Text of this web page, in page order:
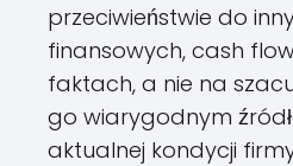
przeciwieństwie do
finansowych, cash
faktach, a nie na
go wiarygodnym
aktualnej kondycji